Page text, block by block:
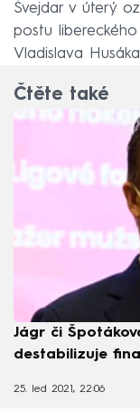
Švejdar v úterý
postu
Vladislava
Čtěte také
Jágr či
destabilizuje
25. led 2021, 22:06